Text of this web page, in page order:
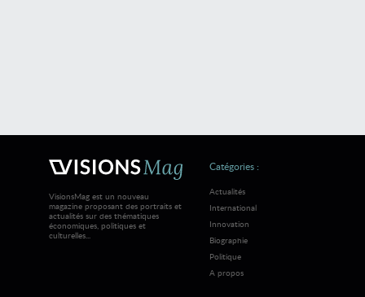
VisionsMag est un nouveau
magazine proposant des portraits et
actualités sur des thématiques
économiques, politiques et
culturelles...
Catégories :
Actualités
International
Innovation
Biographie
Politique
A propos